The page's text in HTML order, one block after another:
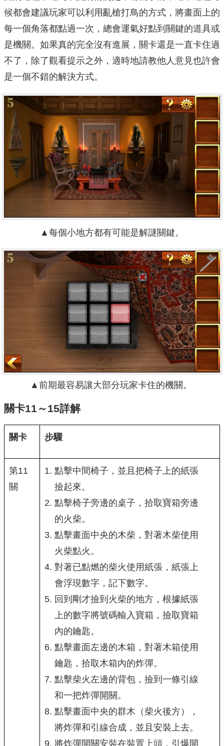
候都會建議玩家可以利用亂槍打鳥的方式，將畫面上的
每一個角落都點過一次，總會運氣好點到關鍵的道具或
是機關。如果真的完全沒有進展，關卡還是一直卡住過
不了，除了觀看提示之外，適時地請教他人意見也許會
是一個不錯的解決方式。
▲ 每個小地方都有可能是解謎關鍵。
▲ 前期最容易讓大部分玩家卡住的機關。
關卡11～15詳解
關卡 步驟
第11
關
點擊中間椅子，並且把椅子上的紙張
撿起來。
點擊椅子旁邊的桌子，拾取寶箱旁邊
的火柴。
點擊畫面中央的木柴，對著木柴使用
火柴點火。
對著已點燃的柴火使用紙張，紙張上
會浮現數字，記下數字。
回到剛才撿到火柴的地方，根據紙張
上的數字將號碼輸入寶箱，撿取寶箱
內的鑰匙。
點擊畫面左邊的木箱，對著木箱使用
鑰匙，拾取木箱內的炸彈。
點擊柴火左邊的背包，撿到一條引線
和一把炸彈開關。
點擊畫面中央的群木（柴火後方），
將炸彈和引線合成，並且安裝上去。
將炸彈開關安裝在裝置上頭，引爆開